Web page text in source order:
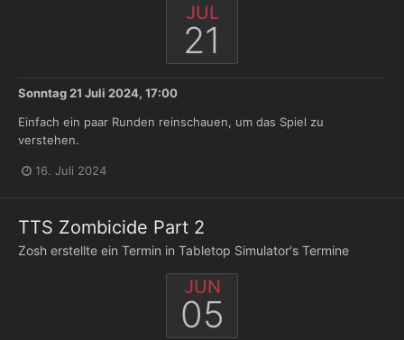
JUL
21
Sonntag 21 Juli 2024, 17:00
Einfach ein paar Runden reinschauen, um das Spiel zu
verstehen.
16. Juli 2024
TTS Zombicide Part 2
Zosh erstellte ein Termin in Tabletop Simulator's Termine
JUN
05